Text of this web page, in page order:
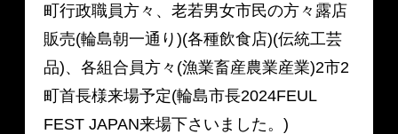
町行政職員方々、老若男女市民の方々露店
販売(輪島朝一通り)(各種飲食店)(伝統工芸
品)、各組合員方々(漁業畜産農業産業)2市2
町首長様来場予定(輪島市長2024FEUL
FEST JAPAN来場下さいました。)